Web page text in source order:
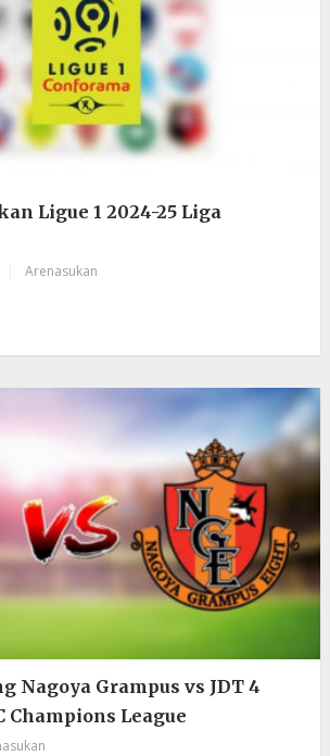
Ligue 1 2024-25 Liga
Arenasukan
Nagoya Grampus vs JDT 4
Champions League